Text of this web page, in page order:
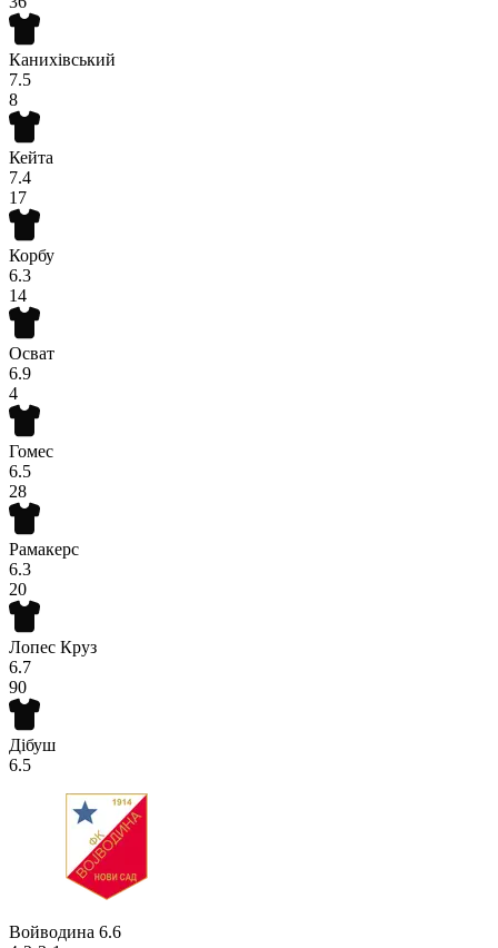
Канихівський
7.5
8
Кейта
7.4
17
Корбу
6.3
14
Осват
6.9
4
Гомес
6.5
28
Рамакерс
6.3
20
Лопес Круз
6.7
90
Дібуш
6.5
Войводина 6.6